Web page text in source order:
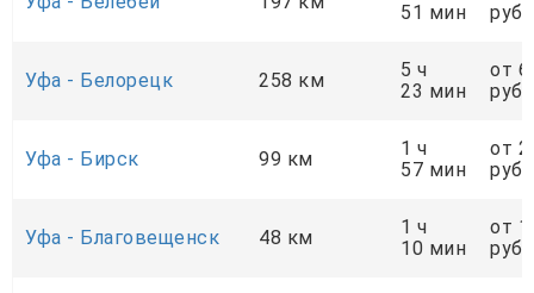
51 мин
руб.
Уфа - Белорецк 258 км
5 ч
23 мин
от
руб.
Уфа - Бирск 99 км
1 ч
57 мин
от
руб.
Уфа - Благовещенск 48 км
1 ч
10 мин
от
руб.